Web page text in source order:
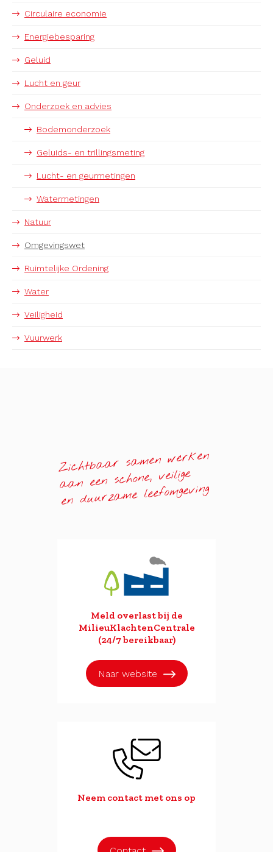
Circulaire economie
Energiebesparing
Geluid
Lucht en geur
Onderzoek en advies
Bodemonderzoek
Geluids- en trillingsmeting
Lucht- en geurmetingen
Watermetingen
Natuur
Omgevingswet
Ruimtelijke Ordening
Water
Veiligheid
Vuurwerk
Zichtbaar samen werken
aan een schone, veilige
en duurzame leefomgeving
Meld overlast bij de
MilieuKlachtenCentrale
(24/7 bereikbaar)
Naar website
Neem contact met ons op